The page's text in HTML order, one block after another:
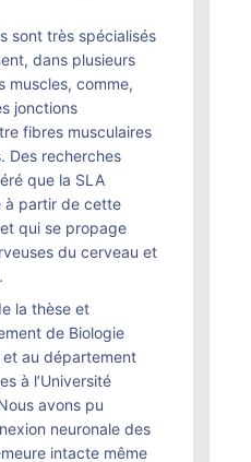
sont très spécialisés
dans plusieurs
muscles, comme,
jonctions
fibres musculaires
Des recherches
que la SLA
à partir de cette
qui se propage
du cerveau et
la thèse et
de Biologie
au département
à l’Université
avons pu
neuronale des
intacte même